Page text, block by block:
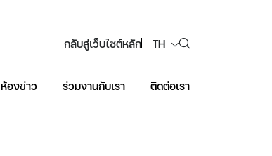
กลับสู่เว็บไซต์หลัก TH
ห้องข่าว ร่วมงานกับเรา ติดต่อเรา